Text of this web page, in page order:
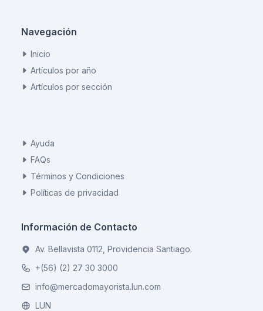
Navegación
Inicio
Artículos por año
Artículos por sección
Ayuda
FAQs
Términos y Condiciones
Políticas de privacidad
Información de Contacto
Av. Bellavista 0112, Providencia Santiago.
+(56) (2) 27 30 3000
info@mercadomayorista.lun.com
LUN